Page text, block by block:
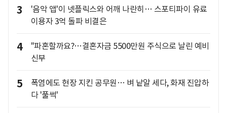
3
'음악 앱'이 넷플릭스와 어깨 나란히… 스포티파이 유료
이용자 3억 돌파 비결은
4
"파혼할까요?…결혼자금 5500만원 주식으로 날린 예비
신부
5
폭염에도 현장 지킨 공무원… 벼 낱알 세다, 화재 진압하
다 '풀썩'